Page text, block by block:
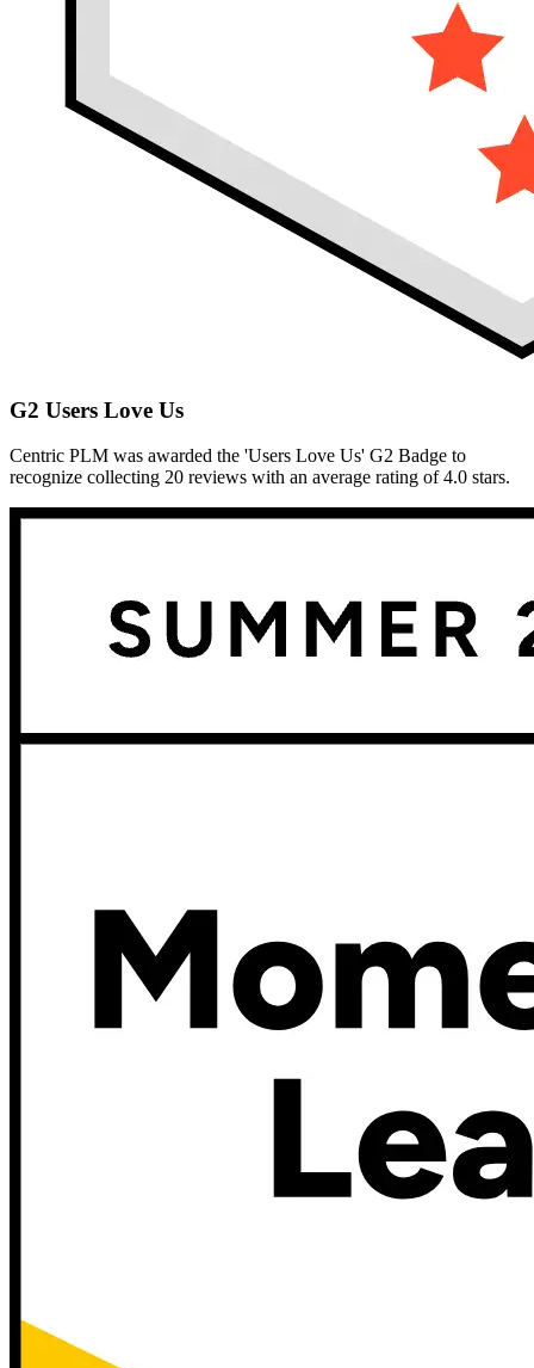
G2 Users Love Us
Centric PLM was awarded the 'Users Love Us' G2 Badge to
recognize collecting 20 reviews with an average rating of 4.0 stars.